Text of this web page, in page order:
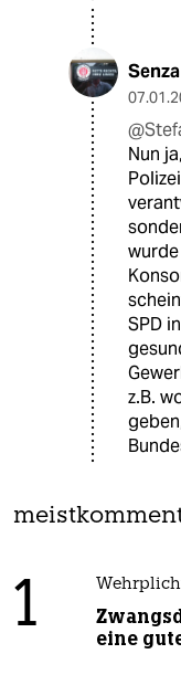
Nun
SPD
z.B.
1
eine